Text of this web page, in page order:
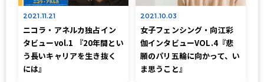
2021.11.21
ニコラ・アネルカ独占イン
タビューvol.1 『20年間とい
う長いキャリアを生き抜く
には』
2021.10.03
女子フェンシング・向江彩
伽インタビューVOL.4『悲
願のパリ五輪に向かって、い
ま思うこと』